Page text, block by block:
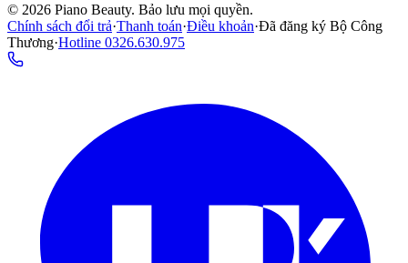
© 2026 Piano Beauty. Bảo lưu mọi quyền.
Chính sách đổi trả·Thanh toán·Điều khoản·Đã đăng ký Bộ Công
Thương·Hotline 0326.630.975